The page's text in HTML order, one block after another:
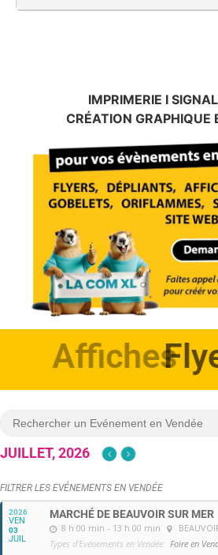
IMPRIMERIE I
CRÉATION GRAPHIQUE
JUILLET, 2026
FILTRER LES EVÉNEMENTS EN VENDÉE
2026
VEN
03
JUIL
MARCHÉ DE BEAUVOIR SUR MER
8 h 00 min - 13 h 00 min
Types d'Evénements en Vendée: Foire en